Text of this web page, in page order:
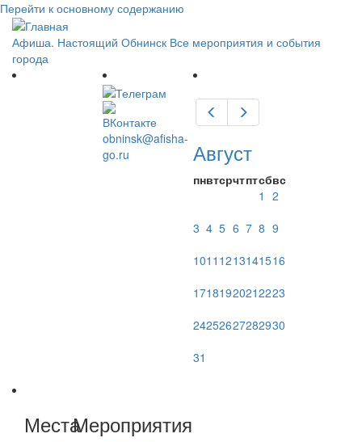
Перейти к основному содержанию
Афиша. Настоящий Обнинск Все мероприятия и события
города
obninsk@afisha-
go.ru
Предыдущий
Август
пнвтсрчтптсбвс
1 2
3 4 5 6 7 8 9
1011 1213141516
17181920212223
24252627282930
31
МестаМероприятия